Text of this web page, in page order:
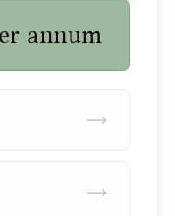
annum
→
→